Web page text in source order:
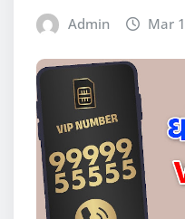
Admin Mar